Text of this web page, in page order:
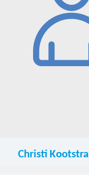
Christi Kootstra